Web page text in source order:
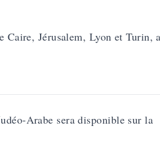
Jérusalem, Lyon et Turin,
Arabe sera disponible sur la